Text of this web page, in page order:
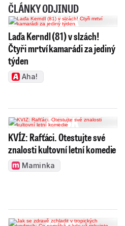
ČLÁNKY ODJINUD
Laďa Kerndl (81) v slzách!
Čtyři mrtví kamarádi za jediný
týden
Aha!
KVÍZ: Rafťáci. Otestujte své
znalosti kultovní letní komedie
Maminka